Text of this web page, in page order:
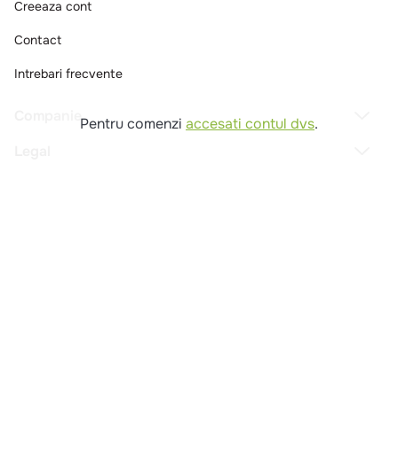
Pentru comenzi accesati contul dvs.
Creeaza cont
Contact
Intrebari frecvente
Companie